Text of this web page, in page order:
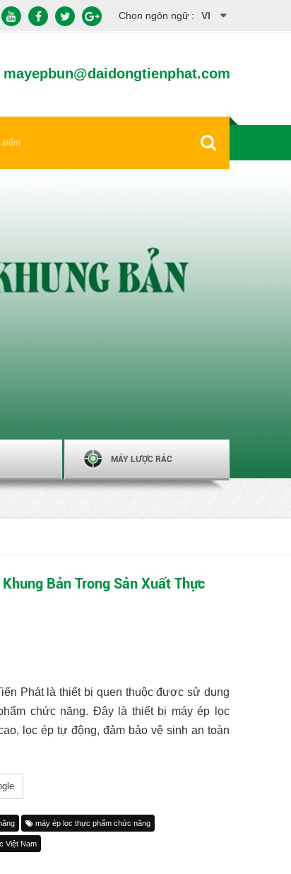
Chọn ngôn ngữ : VI
mayepbun@daidongtienphat.com
MÁY LƯỢC RÁC
Bản Trong Sản Xuất Thực
Phát là thiết bị quen thuộc được sử dụng
chức năng. Đây là thiết bị máy ép lọc
lọc ép tự động, đảm bảo vệ sinh an toàn
máy ép lọc thực phẩm chức năng
Việt Nam